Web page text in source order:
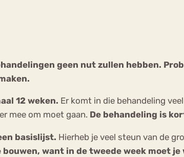
geen nut zullen hebben.
12 weken. Er komt in die behandeling
mee om moet gaan. De behandeling is
basislijst. Hierheb je veel steun van de
want in de tweede week moet je